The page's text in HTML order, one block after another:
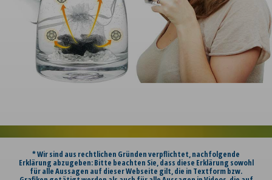
* Wir sind aus rechtlichen Gründen verpflichtet, nachfolgende
Erklärung abzugeben: Bitte beachten Sie, dass diese Erklärung sowohl
für alle Aussagen auf dieser Webseite gilt, die in Textform bzw.